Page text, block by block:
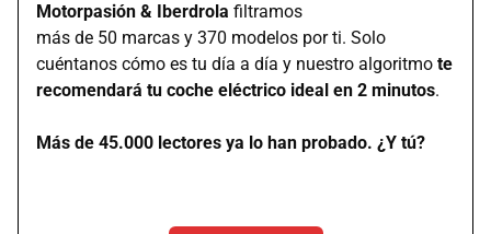
Motorpasión & Iberdrola filtramos
más de 50 marcas y 370 modelos por ti. Solo
cuéntanos cómo es tu día a día y nuestro algoritmo te
recomendará tu coche eléctrico ideal en 2 minutos.
Más de 45.000 lectores ya lo han probado. ¿Y tú?